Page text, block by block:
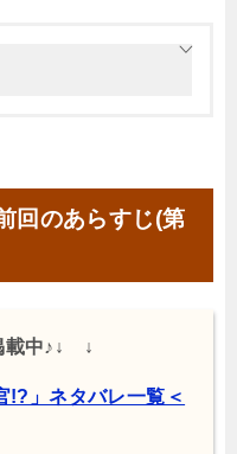
回のあらすじ(第
載中♪↓ ↓
!?」ネタバレ一覧＜